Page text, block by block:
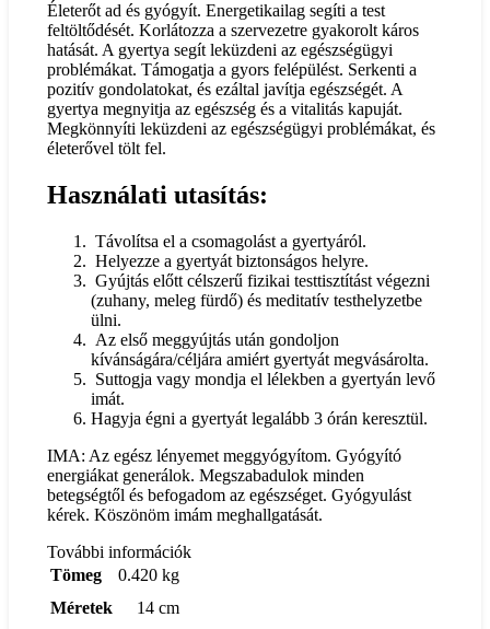
Életerőt ad és gyógyít. Energetikailag segíti a test
feltöltődését. Korlátozza a szervezetre gyakorolt ​​káros
hatását. A gyertya segít leküzdeni az egészségügyi
problémákat. Támogatja a gyors felépülést. Serkenti a
pozitív gondolatokat, és ezáltal javítja egészségét. A
gyertya megnyitja az egészség és a vitalitás kapuját.
Megkönnyíti leküzdeni az egészségügyi problémákat, és
életerővel tölt fel.
Használati utasítás:
Távolítsa el a csomagolást a gyertyáról.
Helyezze a gyertyát biztonságos helyre.
Gyújtás előtt célszerű fizikai testtisztítást végezni
(zuhany, meleg fürdő) és meditatív testhelyzetbe
ülni.
Az első meggyújtás után gondoljon
kívánságára/céljára amiért gyertyát megvásárolta.
Suttogja vagy mondja el lélekben a gyertyán levő
imát.
Hagyja égni a gyertyát legalább 3 órán keresztül.
IMA: Az egész lényemet meggyógyítom. Gyógyító
energiákat generálok. Megszabadulok minden
betegségtől és befogadom az egészséget. Gyógyulást
kérek. Köszönöm imám meghallgatását.
További információk
Tömeg
0.420 kg
Méretek
14 cm